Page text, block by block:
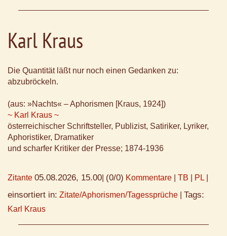
Karl Kraus
Die Quantität läßt nur noch einen Gedanken zu:
abzubröckeln.
(aus: »Nachts« – Aphorismen [Kraus, 1924])
~ Karl Kraus ~
österreichischer Schriftsteller, Publizist, Satiriker, Lyriker,
Aphoristiker, Dramatiker
und scharfer Kritiker der Presse; 1874-1936
Zitante 05.08.2026, 15.00 (0/0) Kommentare TB PL
einsortiert in: Zitate/Aphorismen/Tagessprüche Tags:
Karl Kraus